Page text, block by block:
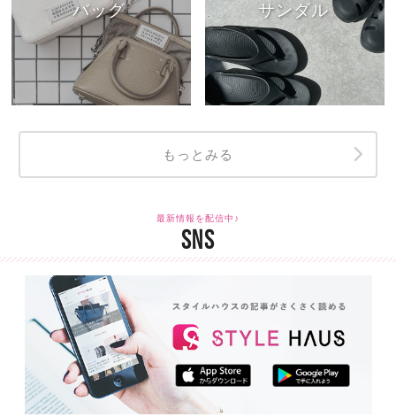
バッグ サンダル
もっとみる
最新情報を配信中♪
SNS